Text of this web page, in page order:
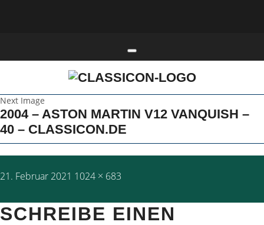
Toggle navigation
Next Image
2004 – ASTON MARTIN V12 VANQUISH –
40 – CLASSICON.DE
Posted
21. Februar 2021 Full
1024 × 683
SCHREIBE EINEN